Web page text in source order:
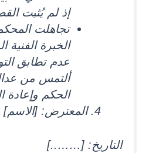
إذ لم يُثبت
تجاهلت
الخبرة الفنية
عدم تطابق
ألتمس من
الحكم وإعادة
المعترض: [الاسم]
التاريخ: [……..]